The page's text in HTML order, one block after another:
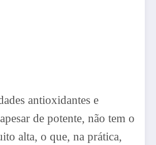
antioxidantes e
de potente, não tem o
alta, o que, na prática,